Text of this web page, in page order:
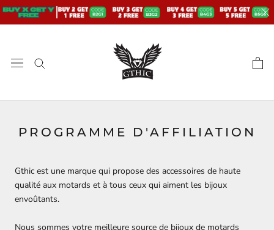
Aller
PROGRAMME D'AFFILIATION
Gthic est une marque qui propose des accessoires de haute
qualité aux motards et à tous ceux qui aiment les bijoux
envoûtants.
Nous sommes votre meilleure source de bijoux de motards